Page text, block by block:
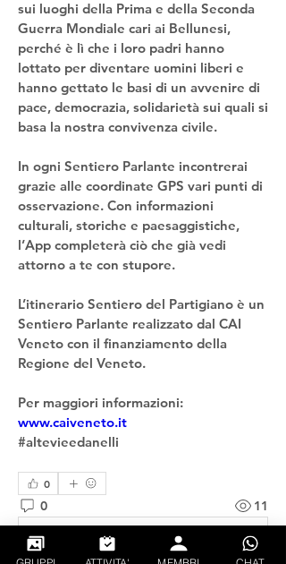
sui luoghi della Prima e della Seconda
Guerra Mondiale cari ai Bellunesi,
perché è lì che i loro padri hanno
lottato per diventare uomini liberi e
hanno gettato le basi di un avvenire di
pace, democrazia, solidarietà sui quali si
basa la nostra convivenza civile.
In ogni Sentiero Parlante incontrerai
grazie alle coordinate GPS vari punti di
osservazione. Con informazioni
culturali, storiche e paesaggistiche,
l’App completerà ciò che già vedi
attorno a te con stupore.
L’itinerario Sentiero del Partigiano è un
Sentiero Parlante realizzato dal CAI
Veneto con il finanziamento della
Regione del Veneto.
www.caiveneto.it
#altevieedanelli
0
0 11
Write a comment...